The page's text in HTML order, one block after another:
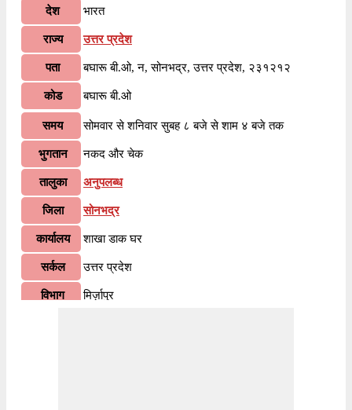
देश भारत
राज्य उत्तर प्रदेश
पता बघारू बी.ओ, न, सोनभद्र, उत्तर प्रदेश, २३१२१२
कोड बघारू बी.ओ
समय सोमवार से शनिवार सुबह ८ बजे से शाम ४ बजे तक
भुगतान नकद और चेक
तालुका अनुपलब्ध
जिला सोनभद्र
कार्यालय शाखा डाक घर
सर्कल उत्तर प्रदेश
विभाग मिर्ज़ापुर